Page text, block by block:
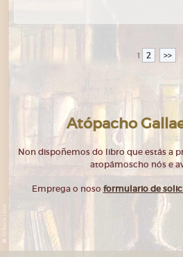
1 2 >>
Atópacho
Non dispoñemos do libro que estás a
atopámoscho nós e
Emprega o noso formulario de